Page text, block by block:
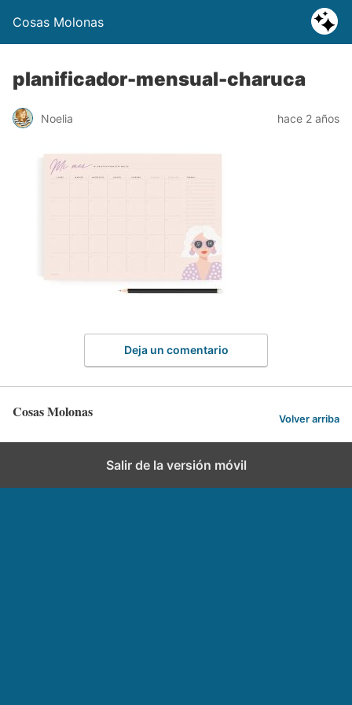
Cosas Molonas
planificador-mensual-charuca
Noelia hace 2 años
Deja un comentario
Cosas Molonas Volver arriba
Salir de la versión móvil